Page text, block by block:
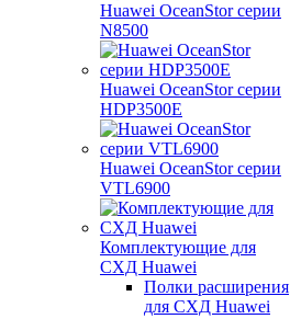
Huawei OceanStor серии
N8500
Huawei OceanStor серии
HDP3500E
Huawei OceanStor серии
VTL6900
Комплектующие для
СХД Huawei
Полки расширения
для СХД Huawei